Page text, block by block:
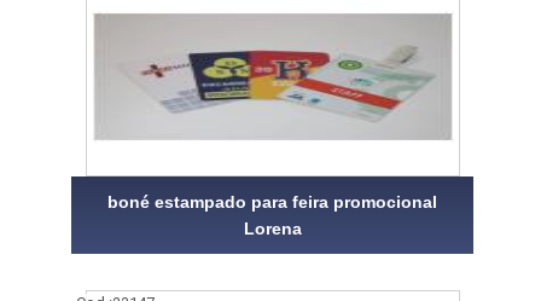
boné estampado para feira promocional
Lorena